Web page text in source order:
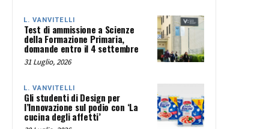
L. VANVITELLI
Test di ammissione a Scienze
della Formazione Primaria,
domande entro il 4 settembre
31 Luglio, 2026
L. VANVITELLI
Gli studenti di Design per
l’Innovazione sul podio con ‘La
cucina degli affetti’